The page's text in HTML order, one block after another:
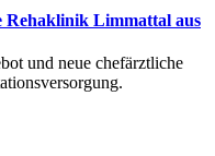
Limmattal aus
und neue chefärztliche